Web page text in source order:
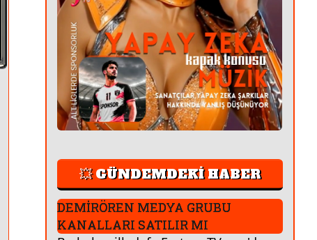
💥 GÜNDEMDEKİ HABER
DEMİRÖREN MEDYA GRUBU
KANALLARI SATILIR MI